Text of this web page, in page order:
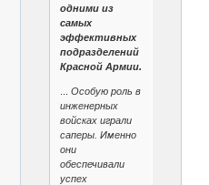
одними из
самых
эффективных
подразделений
Красной Армии.
Особую роль в
инженерных
войсках играли
саперы. Именно
они
обеспечивали
успех